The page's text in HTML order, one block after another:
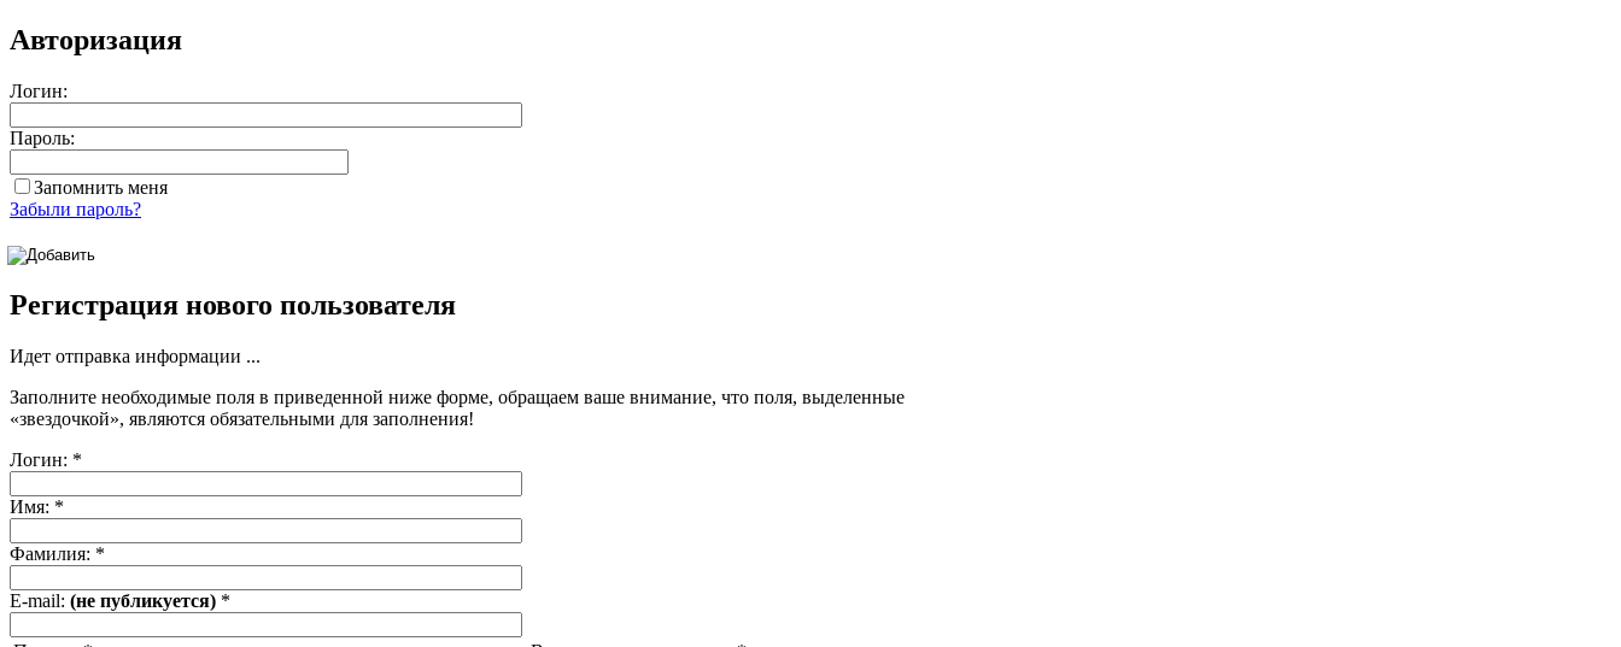
Авторизация
Логин:
Пароль:
Запомнить меня
Забыли пароль?
Регистрация нового пользователя
Идет отправка информации ...
Заполните необходимые поля в приведенной ниже форме, обращаем ваше внимание, что поля, выделенные
«звездочкой», являются обязательными для заполнения!
Логин: *
Имя: *
Фамилия: *
E-mail: (не публикуется) *